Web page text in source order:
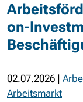
on-
02.07.2026 |
Arbeitsmarkt